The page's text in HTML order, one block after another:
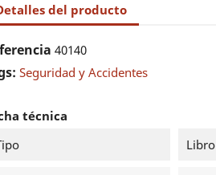
del producto
40140
Seguridad y Accidentes
técnica
Libro